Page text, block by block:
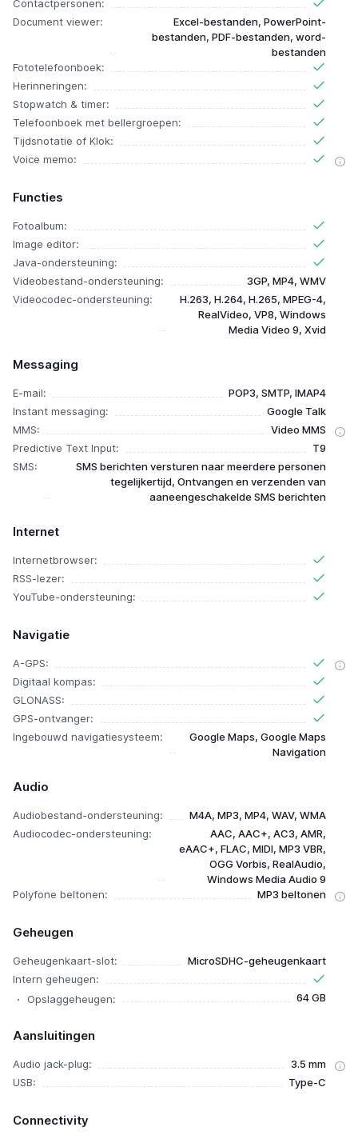
Contactpersonen:
Document viewer:
Excel-bestanden, PowerPoint-
bestanden, PDF-bestanden, word-
bestanden
Fototelefoonboek:
Herinneringen:
Stopwatch & timer:
Telefoonboek met bellergroepen:
Tijdsnotatie of Klok:
Voice memo:
Functies
Fotoalbum:
Image editor:
Java-ondersteuning:
Videobestand-ondersteuning:
3GP, MP4, WMV
Videocodec-ondersteuning:
H.263, H.264, H.265, MPEG-4,
RealVideo, VP8, Windows
Media Video 9, Xvid
Messaging
E-mail:
POP3, SMTP, IMAP4
Instant messaging:
Google Talk
MMS:
Video MMS
Predictive Text Input:
T9
SMS:
SMS berichten versturen naar meerdere personen
tegelijkertijd, Ontvangen en verzenden van
aaneengeschakelde SMS berichten
Internet
Internetbrowser:
RSS-lezer:
YouTube-ondersteuning:
Navigatie
A-GPS:
Digitaal kompas:
GLONASS:
GPS-ontvanger:
Ingebouwd navigatiesysteem:
Google Maps, Google Maps
Navigation
Audio
Audiobestand-ondersteuning:
M4A, MP3, MP4, WAV, WMA
Audiocodec-ondersteuning:
AAC, AAC+, AC3, AMR,
eAAC+, FLAC, MIDI, MP3 VBR,
OGG Vorbis, RealAudio,
Windows Media Audio 9
Polyfone beltonen:
MP3 beltonen
Geheugen
Geheugenkaart-slot:
MicroSDHC-geheugenkaart
Intern geheugen:
Opslaggeheugen:
64 GB
Aansluitingen
Audio jack-plug:
3.5 mm
USB:
Type-C
Connectivity